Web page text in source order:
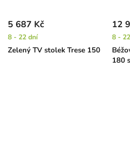
Zelený TV stolek Trese 150
5 687 Kč
8 - 22 dní
180
12
8 -